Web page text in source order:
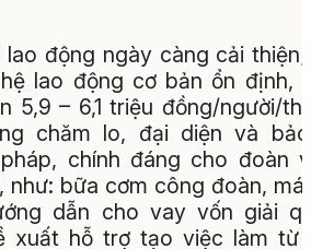
động ngày càng cải
lao động cơ bản ổn định,
5,9 – 6,1 triệu đồng/người/
chăm lo, đại diện và
chính đáng cho đoàn
như: bữa cơm công đoàn,
dẫn cho vay vốn giải
xuất hỗ trợ tạo việc làm từ